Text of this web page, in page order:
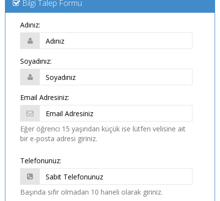
Bilgi Talep Formu
Adınız:
Soyadınız:
Email Adresiniz:
Eğer öğrenci 15 yaşından küçük ise lütfen velisine ait
bir e-posta adresi giriniz.
Telefonunuz:
Başında sıfır olmadan 10 haneli olarak giriniz.